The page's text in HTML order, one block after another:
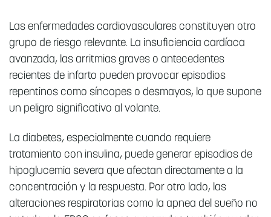
Las enfermedades cardiovasculares constituyen otro
grupo de riesgo relevante. La insuficiencia cardíaca
avanzada, las arritmias graves o antecedentes
recientes de infarto pueden provocar episodios
repentinos como síncopes o desmayos, lo que supone
un peligro significativo al volante.
La diabetes, especialmente cuando requiere
tratamiento con insulina, puede generar episodios de
hipoglucemia severa que afectan directamente a la
concentración y la respuesta. Por otro lado, las
alteraciones respiratorias como la apnea del sueño no